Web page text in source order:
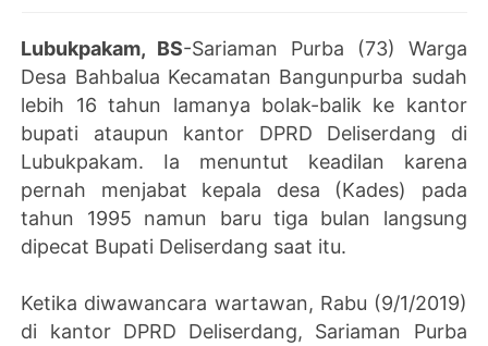
Lubukpakam, BS-Sariaman Purba (73) Warga
Desa Bahbalua Kecamatan Bangunpurba sudah
lebih 16 tahun lamanya bolak-balik ke kantor
bupati ataupun kantor DPRD Deliserdang di
Lubukpakam. Ia menuntut keadilan karena
pernah menjabat kepala desa (Kades) pada
tahun 1995 namun baru tiga bulan langsung
dipecat Bupati Deliserdang saat itu.
Ketika diwawancara wartawan, Rabu (9/1/2019)
di kantor DPRD Deliserdang, Sariaman Purba